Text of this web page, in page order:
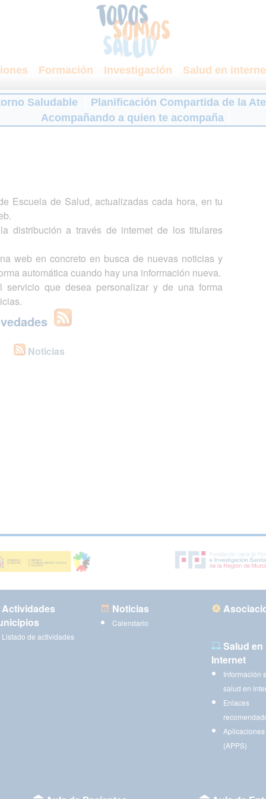
Formación Investigación Salud en
Saludable
Planificación Compartida de la
Acompañando a quien te acompaña
Escuela de Salud, actualizadas cada hora, en tu
distribución a través de internet de los titulares
web en concreto en busca de nuevas noticias y
automática cuando hay una información nueva.
servicio que desea personalizar y de una forma
Noticias
Listado de actividades
Noticias
Calendario
Salud en
Internet
Información
salud en
Enlaces
(APPS)